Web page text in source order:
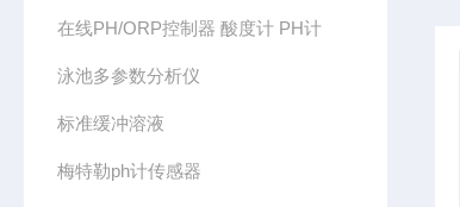
在线PH/ORP控制器 酸度计 PH计
泳池多参数分析仪
标准缓冲溶液
梅特勒ph计传感器